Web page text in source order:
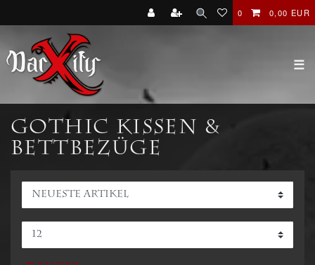
0 0,00 EUR
☰
Gothic Kissen &
Bettbezüge